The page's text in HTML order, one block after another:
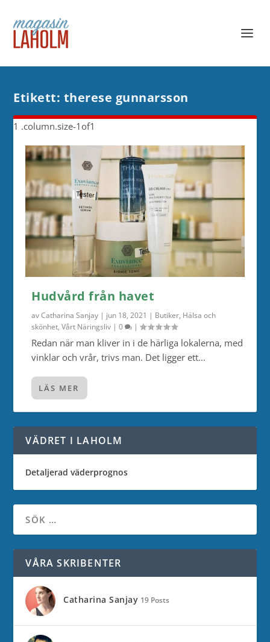
Etikett: therese gunnarsson
Hudvård från havet
avCatharina Sanjay | jun 18, 2021 | Butiker, Hälsa och
skönhet,Vårt Näringsliv |0 |
Redan när man kliver in i de härliga lokalerna, med
vinklar och vrår, trivs man. Det ligger ett...
LÄS MER
VÄDRET I LAHOLM
Detaljerad väderprognos
VÅRA SKRIBENTER
Catharina Sanjay 19 Posts